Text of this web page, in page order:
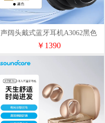
声阔头戴式蓝牙耳机A3062黑色
￥1390